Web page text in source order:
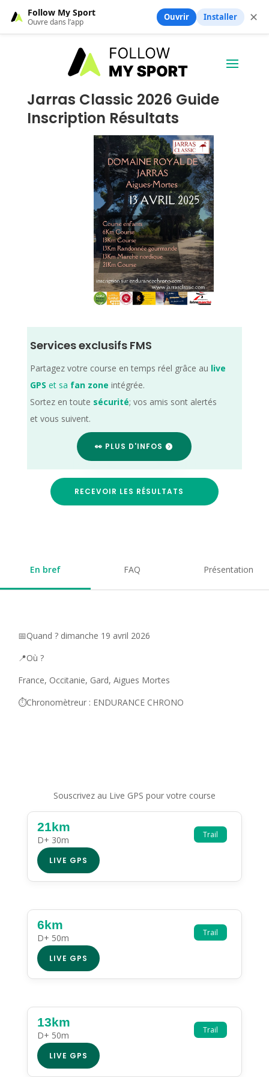
Jarras Classic 2026 Guide
Inscription Résultats
Services exclusifs FMS
Partagez votre course en temps réel grâce au live
GPS et sa fan zone intégrée.
Sortez en toute sécurité; vos amis sont alertés
et vous suivent.
👀 PLUS D'INFOS
RECEVOIR LES RÉSULTATS
En bref FAQ Présentation
📅Quand ? dimanche 19 avril 2026
📍Où ?
France, Occitanie, Gard, Aigues Mortes
⏱️Chronomètreur : ENDURANCE CHRONO
Souscrivez au Live GPS pour votre course
Trail
21km
D+ 30m
LIVE GPS
Trail
6km
D+ 50m
LIVE GPS
Trail
13km
D+ 50m
LIVE GPS
Follow My Sport
Ouvre dans l’app Ouvrir Installer ✕